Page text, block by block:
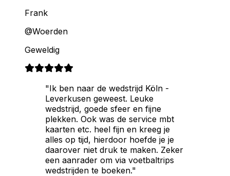
Frank
@Woerden
Geweldig
"Ik ben naar de wedstrijd Köln -
Leverkusen geweest. Leuke
wedstrijd, goede sfeer en fijne
plekken. Ook was de service mbt
kaarten etc. heel fijn en kreeg je
alles op tijd, hierdoor hoefde je je
daarover niet druk te maken. Zeker
een aanrader om via voetbaltrips
wedstrijden te boeken."